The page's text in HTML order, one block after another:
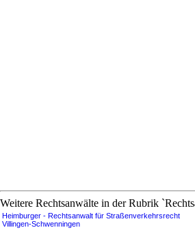
Weitere Rechtsanwälte in der Rubrik
Heimburger - Rechtsanwalt für Straßenverkehrsrecht
Villingen-Schwenningen